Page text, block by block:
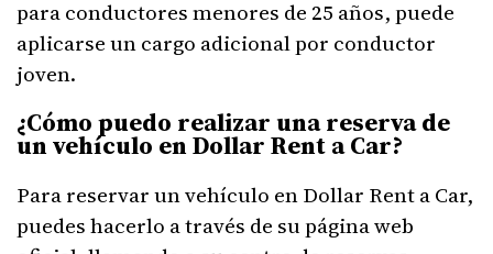
para conductores menores de 25 años, puede
aplicarse un cargo adicional por conductor
joven.
¿Cómo puedo realizar una reserva de
un vehículo en Dollar Rent a Car?
Para reservar un vehículo en Dollar Rent a Car,
puedes hacerlo a través de su página web